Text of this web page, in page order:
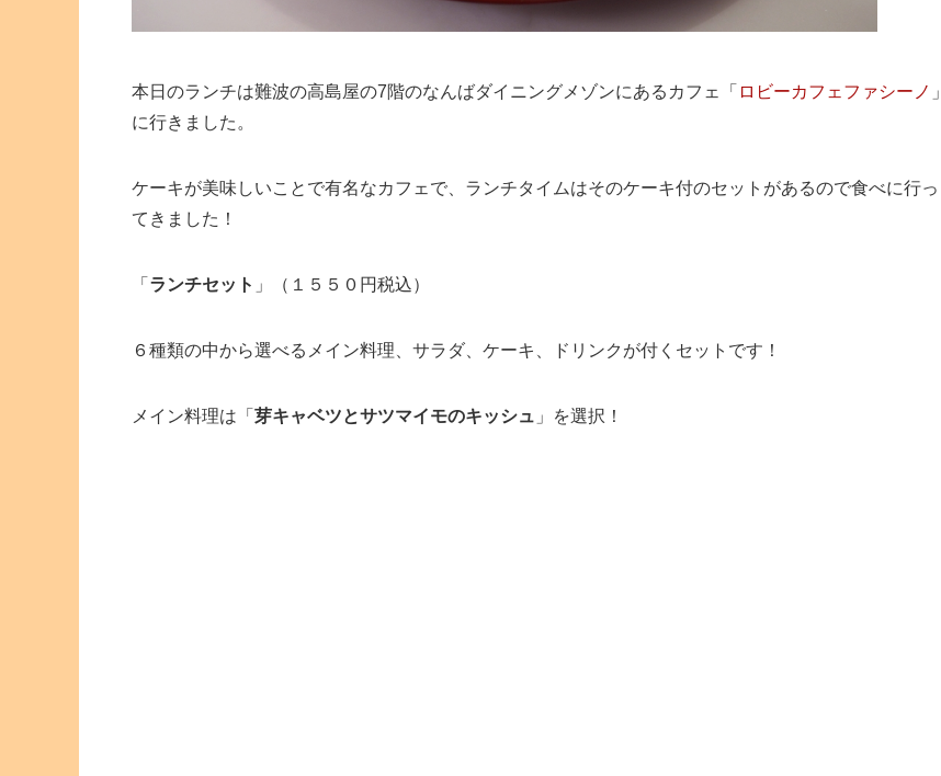
本日のランチは難波の高島屋の7階のなんばダイニングメゾンにあるカフェ「 ロビーカフェファシーノ 」
に行きました。
ケーキが美味しいことで有名なカフェで、ランチタイムはそのケーキ付のセットがあるので食べに行っ
てきました！
「 ランチセット 」（１５５０円税込）
６種類の中から選べるメイン料理、サラダ、ケーキ、ドリンクが付くセットです！
メイン料理は「 芽キャベツとサツマイモのキッシュ 」を選択！